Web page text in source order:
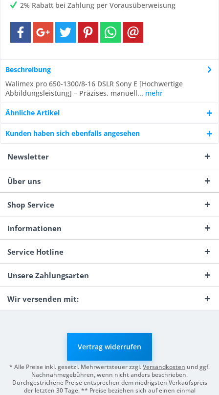
2% Rabatt bei Zahlung per Vorausüberweisung
Beschreibung
Walimex pro 650-1300/8-16 DSLR Sony E [Hochwertige
Abbildungsleistung] – Präzises, manuell... mehr
Ähnliche Artikel
Kunden haben sich ebenfalls angesehen
Newsletter
Über uns
Shop Service
Informationen
Service Hotline
Unsere Zahlungsarten
Wir versenden mit:
Vertrag widerrufen
* Alle Preise inkl. gesetzl. Mehrwertsteuer zzgl.Versandkosten und ggf.
Nachnahmegebühren, wenn nicht anders beschrieben.
Durchgestrichene Preise entsprechen dem niedrigsten Verkaufspreis
der letzten 30 Tage. ** Preise beziehen sich auf einen einmal